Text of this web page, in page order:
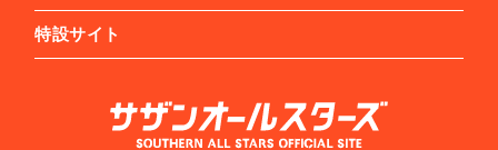
特設サイト